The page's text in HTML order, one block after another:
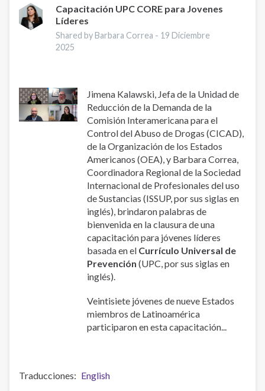
the
78th
Regular
Session
Capacitación UPC CORE para Jovenes
Líderes
Shared by Barbara Correa - 19 Diciembre
2025
Jimena Kalawski, Jefa de la Unidad de
Reducción de la Demanda de la
Comisión Interamericana para el
Control del Abuso de Drogas (CICAD),
de la Organización de los Estados
Americanos (OEA), y Barbara Correa,
Coordinadora Regional de la Sociedad
Internacional de Profesionales del uso
de Sustancias (ISSUP, por sus siglas en
inglés), brindaron palabras de
bienvenida en la clausura de una
capacitación para jóvenes líderes
basada en el Currículo Universal de
Prevención (UPC, por sus siglas en
inglés).
Veintisiete jóvenes de nueve Estados
miembros de Latinoamérica
participaron en esta capacitación...
Traducciones English